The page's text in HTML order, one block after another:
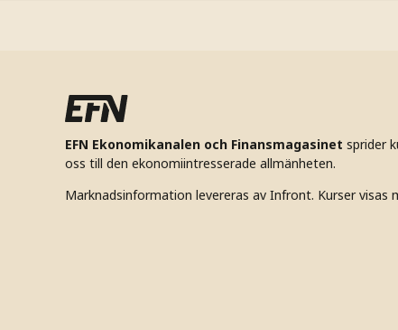
EFN Ekonomikanalen och Finansmagasinet sprider
oss till den ekonomiintresserade allmänheten.
Marknadsinformation levereras av Infront. Kurser visas